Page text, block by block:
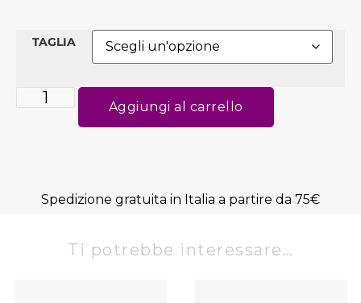
TAGLIA
Aggiungi al carrello
Spedizione gratuita in Italia a partire da 75€
Ti potrebbe interessare…